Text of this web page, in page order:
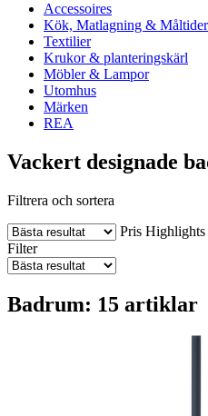
Accessoires
Kök, Matlagning & Måltider
Textilier
Krukor & planteringskärl
Möbler & Lampor
Utomhus
Märken
REA
Vackert designade
Filtrera och sortera
Pris Highlights
Filter
Badrum: 15 artiklar